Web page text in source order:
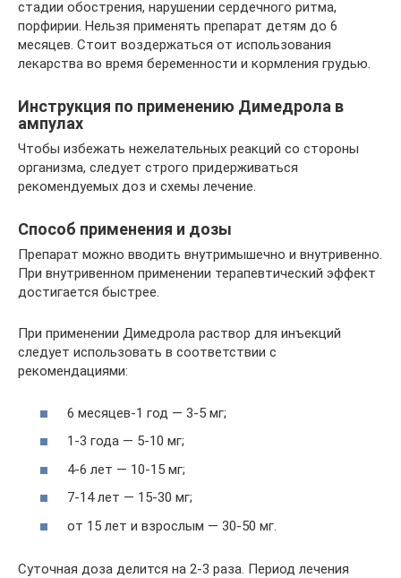
стадии обострения, нарушении сердечного ритма,
порфирии. Нельзя применять препарат детям до 6
месяцев. Стоит воздержаться от использования
лекарства во время беременности и кормления грудью.
Инструкция по применению Димедрола в
ампулах
Чтобы избежать нежелательных реакций со стороны
организма, следует строго придерживаться
рекомендуемых доз и схемы лечение.
Способ применения и дозы
Препарат можно вводить внутримышечно и внутривенно.
При внутривенном применении терапевтический эффект
достигается быстрее.
При применении Димедрола раствор для инъекций
следует использовать в соответствии с
рекомендациями:
6 месяцев-1 год — 3-5 мг;
1-3 года — 5-10 мг;
4-6 лет — 10-15 мг;
7-14 лет — 15-30 мг;
от 15 лет и взрослым — 30-50 мг.
Суточная доза делится на 2-3 раза. Период лечения